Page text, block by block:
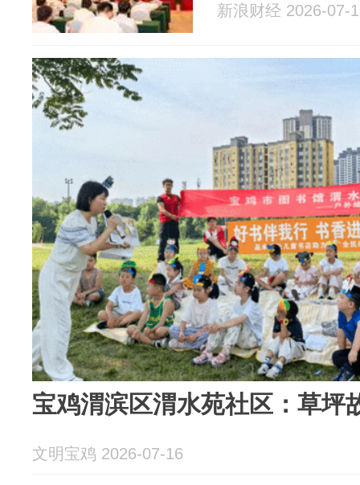
新浪财经 2026-07-
宝鸡渭滨区渭水苑社区：草坪
文明宝鸡 2026-07-16